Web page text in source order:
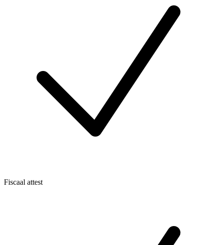
Fiscaal attest